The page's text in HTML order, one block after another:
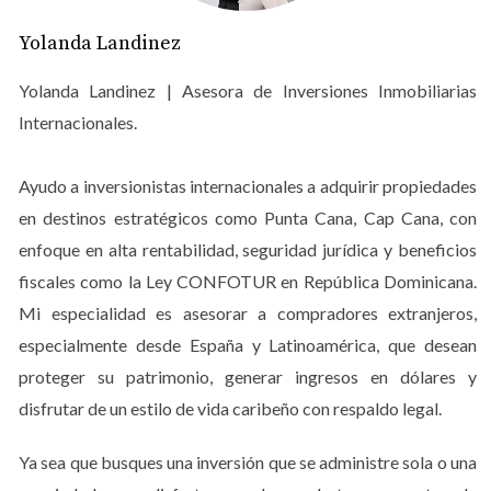
VENTAJAS DE COMPRAR
PROPIEDADES TURÍSTICAS EN
CAP CANA
Uno de los aspectos más atractivos de invertir en
propiedades turísticas en Cap Cana es la alta
rentabilidad que se puede obtener. La demanda
constante por alquileres vacacionales y la creciente
popularidad del destino aseguran que tu inversión no
solo mantenga su valor, sino que también genere
ingresos pasivos significativos. Según el informe de
mercado realizado por <a
Cap Cana</a>, las propiedades en esta zona han visto un
Yolanda Landinez
Yolanda Landinez | Asesora de Inversiones Inmobiliarias
Internacionales.
Ayudo a inversionistas internacionales a adquirir propiedades
en destinos estratégicos como Punta Cana, Cap Cana, con
enfoque en alta rentabilidad, seguridad jurídica y beneficios
fiscales como la Ley CONFOTUR en República Dominicana.
Mi especialidad es asesorar a compradores extranjeros,
especialmente desde España y Latinoamérica, que desean
proteger su patrimonio, generar ingresos en dólares y
disfrutar de un estilo de vida caribeño con respaldo legal.
Ya sea que busques una inversión que se administre sola o una